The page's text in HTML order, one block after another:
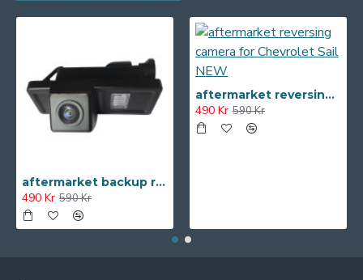
aftermarket backup reversing Camera for Citroen C-Triomphe C4 2011 C-Triomphe NEW
490 Kr 590 Kr
aftermarket reversing camera for Chevrolet Sail NEW
490 Kr 590 Kr